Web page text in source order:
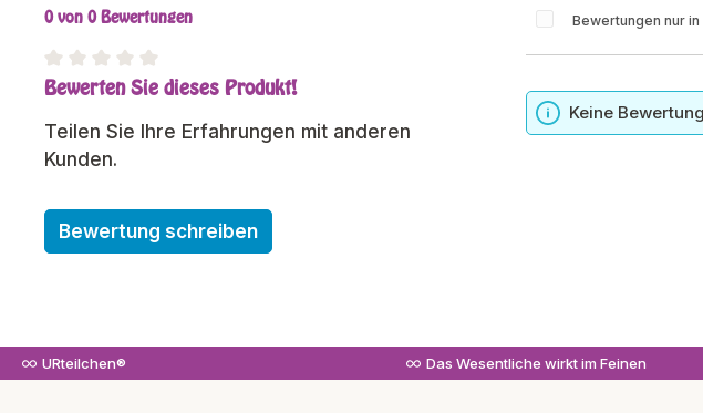
0 von 0 Bewertungen
Durchschnittliche Bewertung von 0 von 5 Sternen
Bewerten Sie dieses Produkt!
Teilen Sie Ihre Erfahrungen mit anderen
Kunden.
Bewertung schreiben
Bewertungen nur
Keine
URteilchen® Das Wesentliche wirkt im Feinen